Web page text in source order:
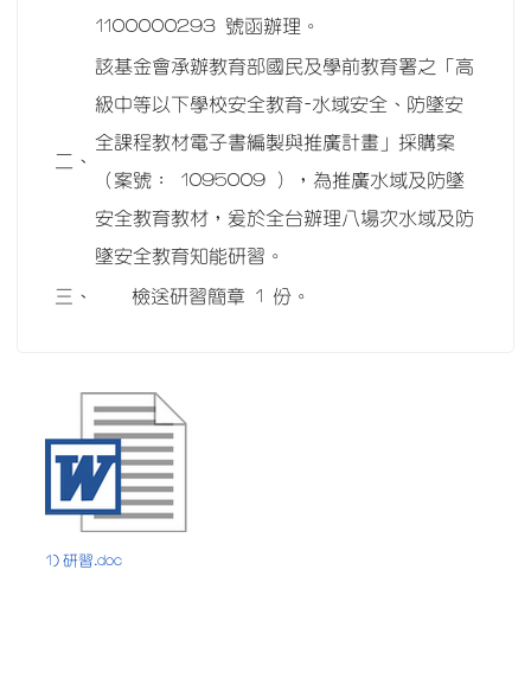
1100000293 號函辦理。
二、
該基金會承辦教育部國民及學前教育署之「高
級中等以下學校安全教育-水域安全、防墜安
全課程教材電子書編製與推廣計畫」採購案
（案號： 1095009 ），為推廣水域及防墜
安全教育教材，爰於全台辦理八場次水域及防
墜安全教育知能研習。
三、 檢送研習簡章 1 份。
1) 研習.doc